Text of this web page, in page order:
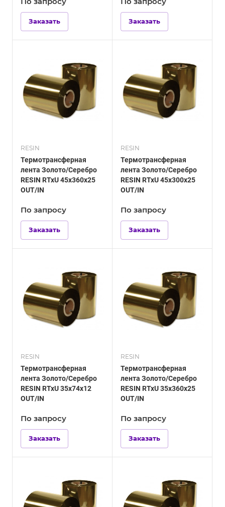
Заказать Заказать
RESIN
Термотрансферная
лента Золото/Серебро
RESIN RTxU 45х360х25
OUT/IN
По запросу
Заказать
RESIN
Термотрансферная
лента Золото/Серебро
RESIN RTxU 45х300х25
OUT/IN
По запросу
Заказать
RESIN
Термотрансферная
лента Золото/Серебро
RESIN RTxU 35х74х12
OUT/IN
По запросу
Заказать
RESIN
Термотрансферная
лента Золото/Серебро
RESIN RTxU 35х360х25
OUT/IN
По запросу
Заказать